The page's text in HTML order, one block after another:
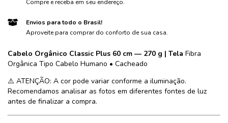
Compre e receba em seu endereço.
Envios para todo o Brasil!
Aproveite para comprar do conforto de sua casa.
Cabelo Orgânico Classic Plus 60 cm — 270 g | Tela Fibra
Orgânica Tipo Cabelo Humano • Cacheado
⚠️ ATENÇÃO: A cor pode variar conforme a iluminação.
Recomendamos analisar as fotos em diferentes fontes de luz
antes de finalizar a compra.